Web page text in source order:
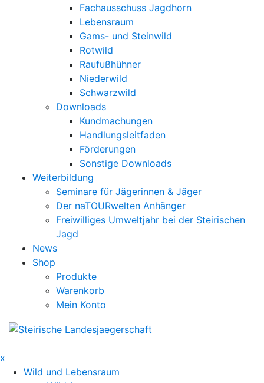
Fachausschuss Jagdhorn
Lebensraum
Gams- und Steinwild
Rotwild
Raufußhühner
Niederwild
Schwarzwild
Downloads
Kundmachungen
Handlungsleitfaden
Förderungen
Sonstige Downloads
Weiterbildung
Seminare für Jägerinnen & Jäger
Der naTOURwelten Anhänger
Freiwilliges Umweltjahr bei der Steirischen
Jagd
News
Shop
Produkte
Warenkorb
Mein Konto
x
Wild und Lebensraum